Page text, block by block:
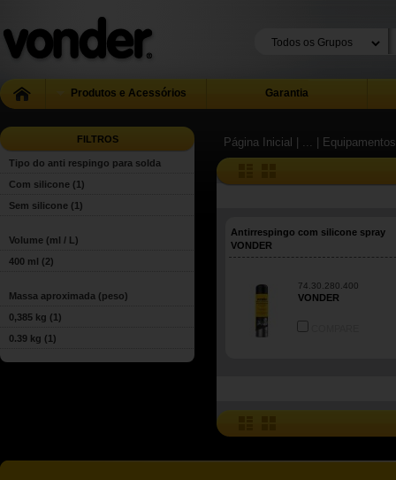
Produtos e Acessórios Garantia
FILTROS
Tipo do anti respingo para solda
Com silicone (1)
Sem silicone (1)
Volume (ml / L)
400 ml (2)
Massa aproximada (peso)
0,385 kg (1)
0.39 kg (1)
Página Inicial | ... |
Antirrespingo com silicone spray
VONDER
74.30.280.400
VONDER